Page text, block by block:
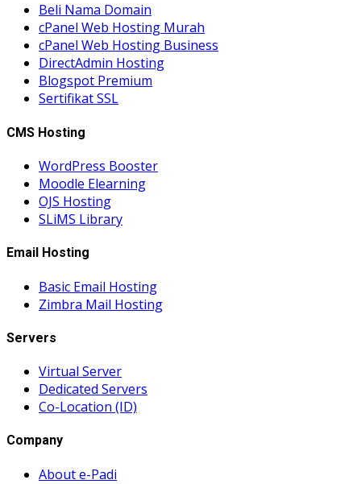
Beli Nama Domain
cPanel Web Hosting Murah
cPanel Web Hosting Business
DirectAdmin Hosting
Blogspot Premium
Sertifikat SSL
CMS Hosting
WordPress Booster
Moodle Elearning
OJS Hosting
SLiMS Library
Email Hosting
Basic Email Hosting
Zimbra Mail Hosting
Servers
Virtual Server
Dedicated Servers
Co-Location (ID)
Company
About e-Padi